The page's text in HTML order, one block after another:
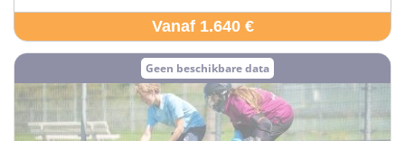
Vanaf 1.640 €
Geen beschikbare data